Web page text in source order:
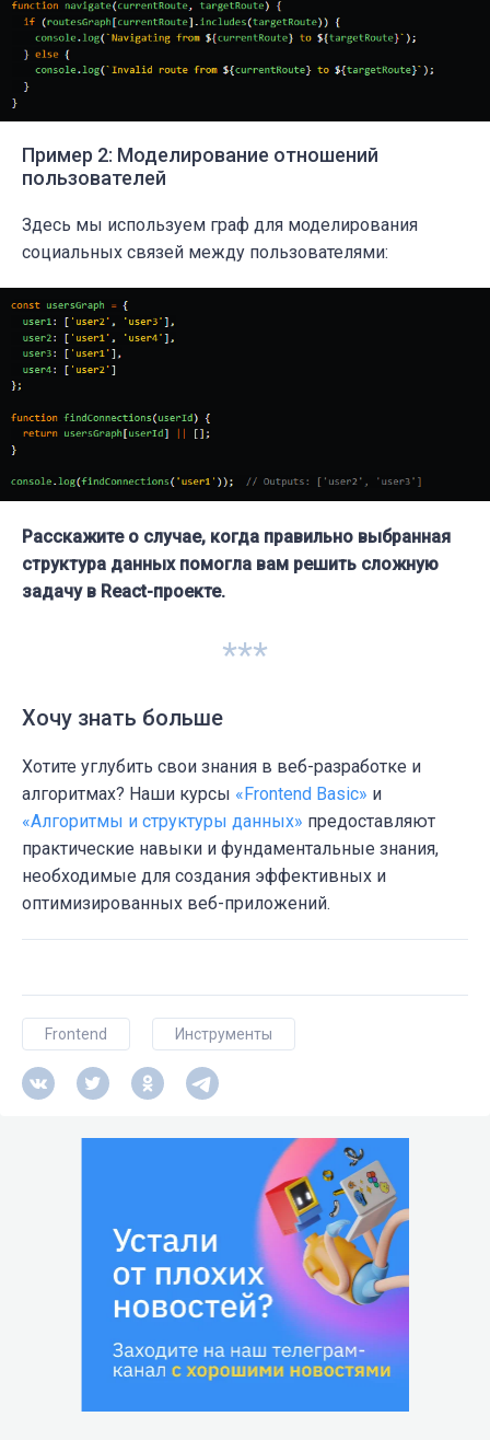
Пример 2: Моделирование отношений
пользователей
Здесь мы используем граф для моделирования
социальных связей между пользователями:
Расскажите о случае, когда правильно выбранная
структура данных помогла вам решить сложную
задачу в React-проекте.
***
Хочу знать больше
Хотите углубить свои знания в веб-разработке и
алгоритмах? Наши курсы «Frontend Basic» и
«Алгоритмы и структуры данных» предоставляют
практические навыки и фундаментальные знания,
необходимые для создания эффективных и
оптимизированных веб-приложений.
Frontend Инструменты